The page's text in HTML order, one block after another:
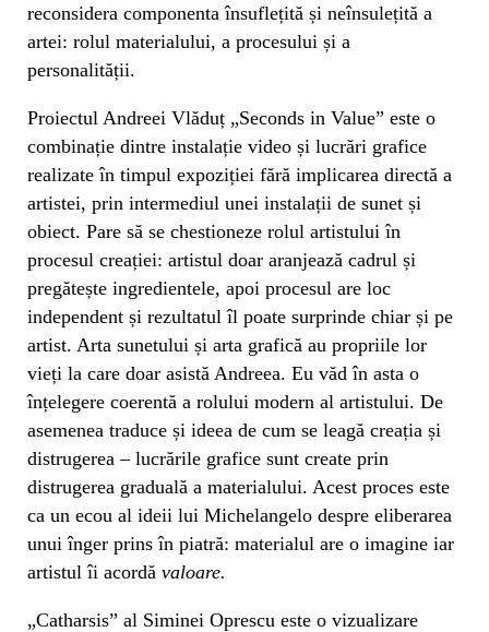
reconsidera componenta însuflețită și neînsulețită a
artei: rolul materialului, a procesului și a
personalității.
Proiectul Andreei Vlăduț „Seconds in Value” este o
combinație dintre instalație video și lucrări grafice
realizate în timpul expoziției fără implicarea directă a
artistei, prin intermediul unei instalații de sunet și
obiect. Pare să se chestioneze rolul artistului în
procesul creației: artistul doar aranjează cadrul și
pregătește ingredientele, apoi procesul are loc
independent și rezultatul îl poate surprinde chiar și pe
artist. Arta sunetului și arta grafică au propriile lor
vieți la care doar asistă Andreea. Eu văd în asta o
înțelegere coerentă a rolului modern al artistului. De
asemenea traduce și ideea de cum se leagă creația și
distrugerea – lucrările grafice sunt create prin
distrugerea graduală a materialului. Acest proces este
ca un ecou al ideii lui Michelangelo despre eliberarea
unui înger prins în piatră: materialul are o imagine iar
artistul îi acordă valoare.
„Catharsis” al Siminei Oprescu este o vizualizare